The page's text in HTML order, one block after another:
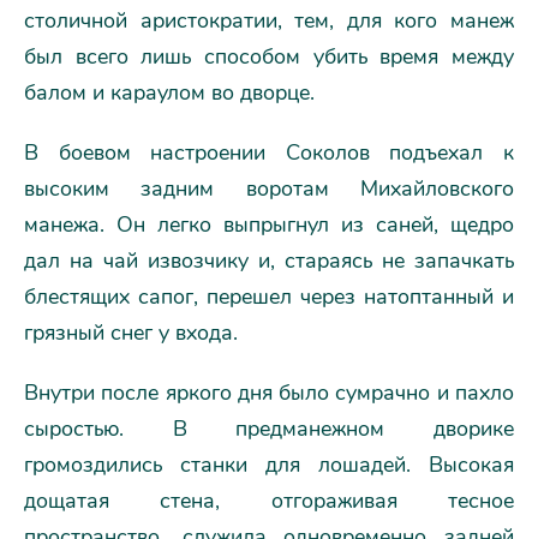
столичной аристократии, тем, для кого манеж
был всего лишь способом убить время между
балом и караулом во дворце.
В боевом настроении Соколов подъехал к
высоким задним воротам Михайловского
манежа. Он легко выпрыгнул из саней, щедро
дал на чай извозчику и, стараясь не запачкать
блестящих сапог, перешел через натоптанный и
грязный снег у входа.
Внутри после яркого дня было сумрачно и пахло
сыростью. В предманежном дворике
громоздились станки для лошадей. Высокая
дощатая стена, отгораживая тесное